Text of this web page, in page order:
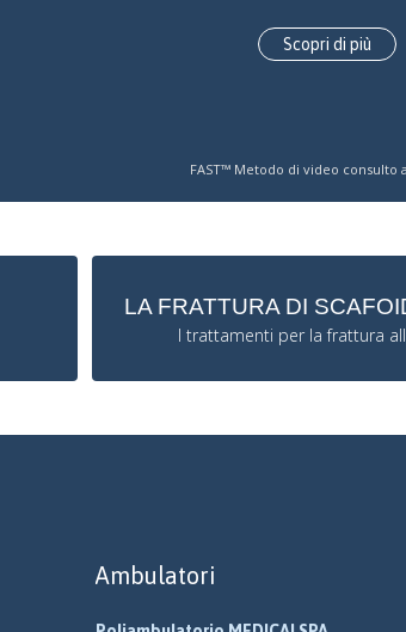
Scopri di più
FAST™ Metodo di video consulto
LA FRATTURA DI
I trattamenti per la frattura
Ambulatori